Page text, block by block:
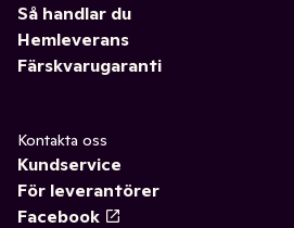
Så handlar du
Hemleverans
Färskvarugaranti
Kontakta oss
Kundservice
För leverantörer
Facebook